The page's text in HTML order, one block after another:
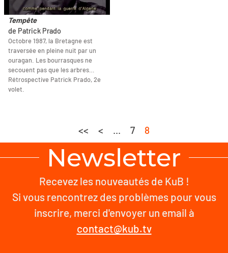
Tempête
de Patrick Prado
Octobre 1987, la Bretagne est
traversée en pleine nuit par un
ouragan. Les bourrasques ne
secouent pas que les arbres…
Rétrospective Patrick Prado, 2e
volet.
<< < ... 7 8
Newsletter
Recevez les nouveautés de KuB !
Si vous rencontrez des problèmes pour vous
inscrire, merci d'envoyer un email à
contact@kub.tv